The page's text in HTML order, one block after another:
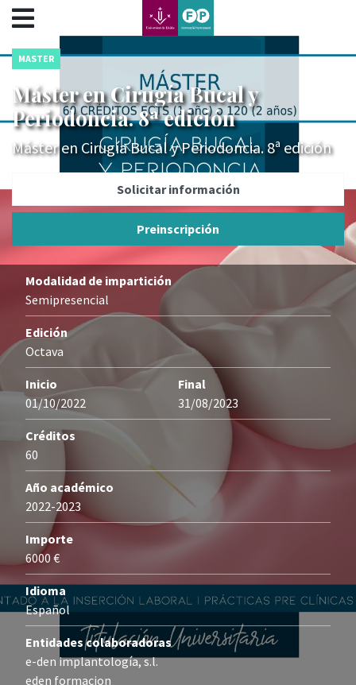
???label.access.jump.content???
???label.access.jump.header???
???label.access.jump.footer???
???label.access.jump.menu???
MASTER
Máster en Cirugía Bucal y
Periodoncia. 8ª edición
Máster en Cirugía Bucal y Periodoncia. 8ª edición
Solicitar información
Preinscripción
Modalidad de impartición
Semipresencial
Edición
Octava
Inicio
01/10/2022
Final
31/08/2023
Créditos
60
Año académico
2022-2023
Importe
6000 €
Idioma
Español
Entidades colaboradoras
e-den implantología, s.l.
eden formacion